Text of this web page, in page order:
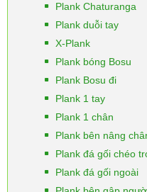
Plank Chaturanga
Plank duỗi tay
X-Plank
Plank bóng Bosu
Plank Bosu đi
Plank 1 tay
Plank 1 chân
Plank bên nâng
Plank đá gối chéo
Plank đá gối ngoài